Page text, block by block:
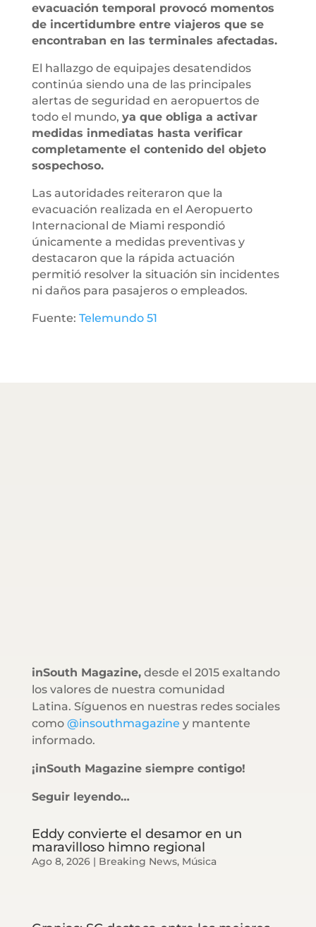
evacuación temporal provocó momentos
de incertidumbre entre viajeros que se
encontraban en las terminales afectadas.
El hallazgo de equipajes desatendidos
continúa siendo una de las principales
alertas de seguridad en aeropuertos de
todo el mundo, ya que obliga a activar
medidas inmediatas hasta verificar
completamente el contenido del objeto
sospechoso.
Las autoridades reiteraron que la
evacuación realizada en el Aeropuerto
Internacional de Miami respondió
únicamente a medidas preventivas y
destacaron que la rápida actuación
permitió resolver la situación sin incidentes
ni daños para pasajeros o empleados.
Fuente: Telemundo 51
inSouth Magazine,desde el 2015 exaltando
los valores de nuestra comunidad
Latina. Síguenos en nuestras redes sociales
como @insouthmagazine y mantente
informado.
¡inSouth Magazine siempre contigo!
Seguir leyendo…
Eddy convierte el desamor en un
maravilloso himno regional
Ago 8, 2026| Breaking News, Música